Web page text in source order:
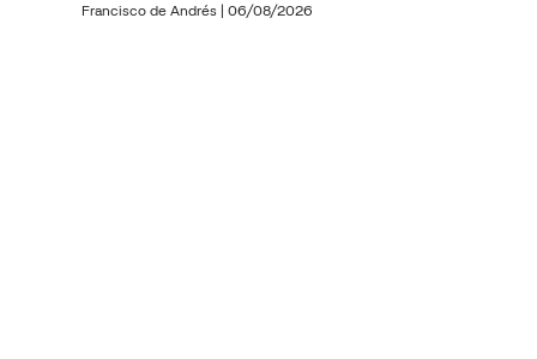
Francisco de Andrés | 06/08/2026